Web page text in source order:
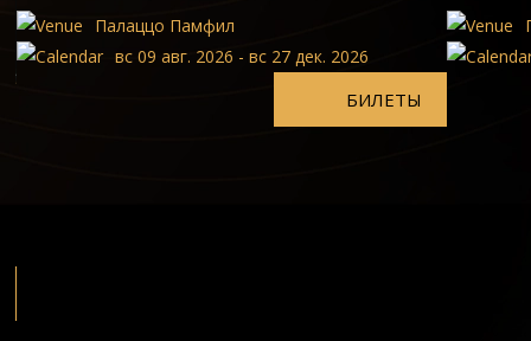
Палаццо Памфил
вс 09 авг. 2026 - вс 27 дек. 2026
БИЛЕТЫ